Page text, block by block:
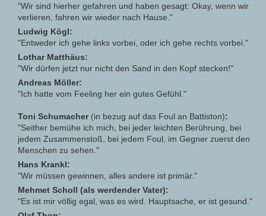
"Wir sind hierher gefahren und haben gesagt: Okay, wenn wir
verlieren, fahren wir wieder nach Hause."
Ludwig Kögl:
"Entweder ich gehe links vorbei, oder ich gehe rechts vorbei."
Lothar Matthäus:
"Wir dürfen jetzt nur nicht den Sand in den Kopf stecken!"
Andreas Möller:
"Ich hatte vom Feeling her ein gutes Gefühl."
Toni Schumacher (in bezug auf das Foul an Battiston):
"Seither bemühe ich mich, bei jeder leichten Berührung, bei
jedem Zusammenstoß, bei jedem Foul, im Gegner zuerst den
Menschen zu sehen."
Hans Krankl:
"Wir müssen gewinnen, alles andere ist primär."
Mehmet Scholl (als werdender Vater):
"Es ist mir völlig egal, was es wird. Hauptsache, er ist gesund."